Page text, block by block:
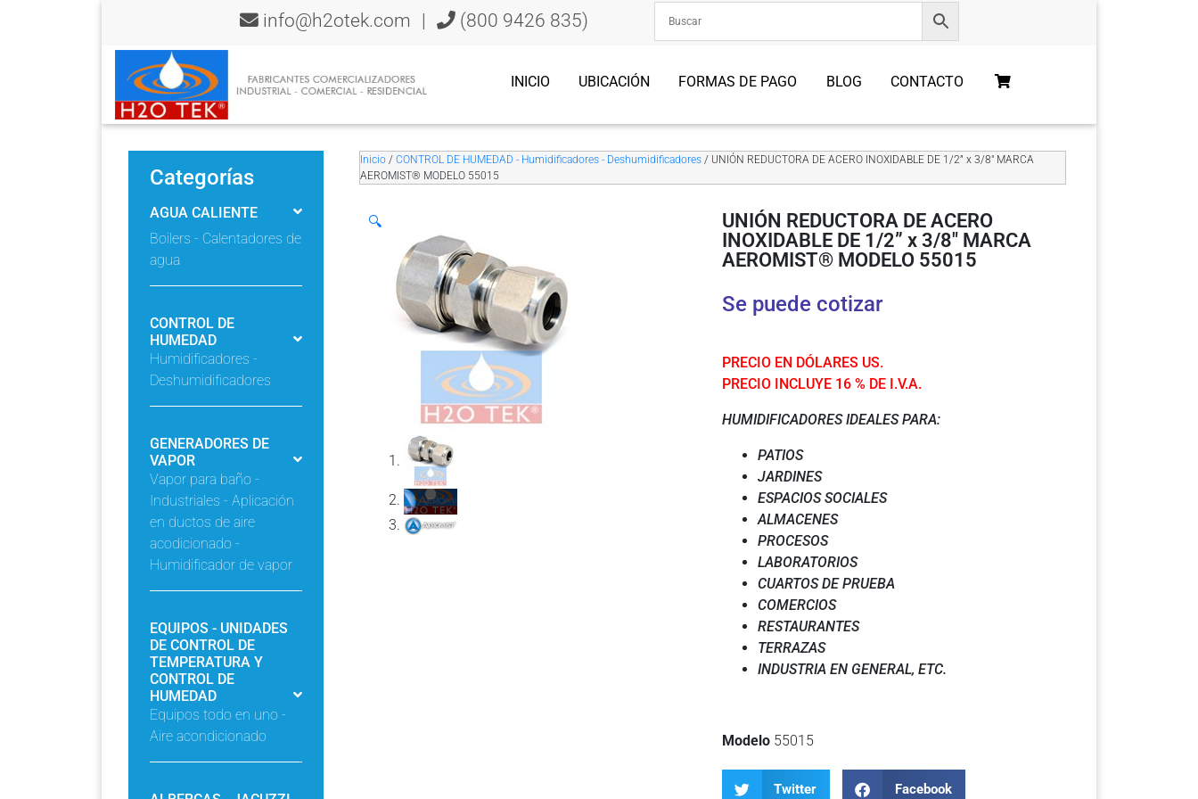
info@h2otek.com | (800 9426 835)
INICIO UBICACIÓN FORMAS DE PAGO BLOG CONTACTO
Categorías
AGUA CALIENTE
Boilers - Calentadores de
agua
CONTROL DE
HUMEDAD
Humidificadores -
Deshumidificadores
GENERADORES DE
VAPOR
Vapor para baño -
Industriales - Aplicación
en ductos de aire
acodicionado -
Humidificador de vapor
EQUIPOS - UNIDADES
DE CONTROL DE
TEMPERATURA Y
CONTROL DE
HUMEDAD
Equipos todo en uno -
Aire acondicionado
Inicio /CONTROL DE HUMEDAD - Humidificadores - Deshumidificadores / UNIÓN REDUCTORA DE ACERO INOXIDABLE DE 1/2” x 3/8″ MARCA
AEROMIST® MODELO 55015
🔍
UNIÓN REDUCTORA DE ACERO
INOXIDABLE DE 1/2” x 3/8″ MARCA
AEROMIST® MODELO 55015
Se puede cotizar
PRECIO EN DÓLARES US.
PRECIO INCLUYE 16 % DE I.V.A.
HUMIDIFICADORES IDEALES PARA:
PATIOS
JARDINES
ESPACIOS SOCIALES
ALMACENES
PROCESOS
LABORATORIOS
CUARTOS DE PRUEBA
COMERCIOS
RESTAURANTES
TERRAZAS
INDUSTRIA EN GENERAL, ETC.
Modelo 55015
Twitter Facebook